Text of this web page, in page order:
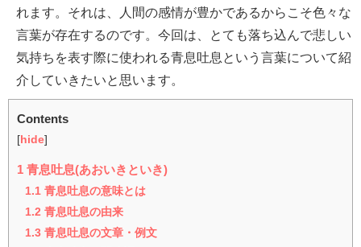
れます。それは、人間の感情が豊かであるからこそ色々な
言葉が存在するのです。今回は、とても落ち込んで悲しい
気持ちを表す際に使われる青息吐息という言葉について紹
介していきたいと思います。
Contents
[ hide]
1 青息吐息(あおいきといき)
1.1 青息吐息の意味とは
1.2 青息吐息の由来
1.3 青息吐息の文章・例文